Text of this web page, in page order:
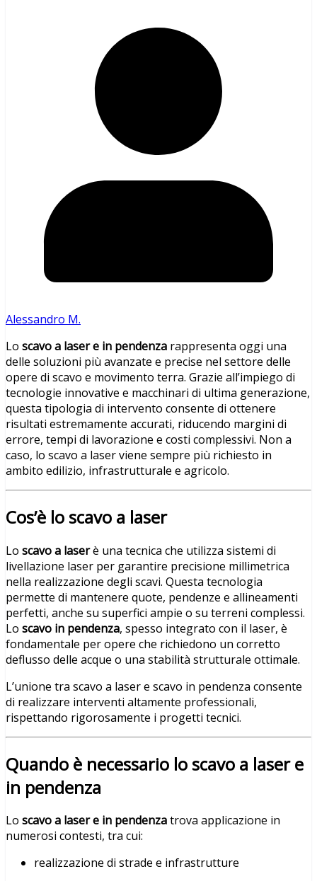
Alessandro M.
Lo scavo a laser e in pendenza rappresenta oggi una
delle soluzioni più avanzate e precise nel settore delle
opere di scavo e movimento terra. Grazie all’impiego di
tecnologie innovative e macchinari di ultima generazione,
questa tipologia di intervento consente di ottenere
risultati estremamente accurati, riducendo margini di
errore, tempi di lavorazione e costi complessivi. Non a
caso, lo scavo a laser viene sempre più richiesto in
ambito edilizio, infrastrutturale e agricolo.
Cos’è lo scavo a laser
Lo scavo a laserè una tecnica che utilizza sistemi di
livellazione laser per garantire precisione millimetrica
nella realizzazione degli scavi. Questa tecnologia
permette di mantenere quote, pendenze e allineamenti
perfetti, anche su superfici ampie o su terreni complessi.
Lo scavo in pendenza, spesso integrato con il laser, è
fondamentale per opere che richiedono un corretto
deflusso delle acque o una stabilità strutturale ottimale.
L’unione tra scavo a laser e scavo in pendenza consente
di realizzare interventi altamente professionali,
rispettando rigorosamente i progetti tecnici.
Quando è necessario lo scavo a laser e
in pendenza
Lo scavo a laser e in pendenzatrova applicazione in
numerosi contesti, tra cui:
realizzazione di strade e infrastrutture